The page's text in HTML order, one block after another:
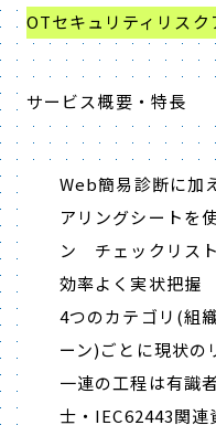
OTセキュリティリスク
サービス概要・特長
Web簡易診断に加
アリングシートを
ン チェックリス
効率よく実状把握
4つのカテゴリ(組
ーン)ごとに現状の
一連の工程は有識
士・IEC62443関